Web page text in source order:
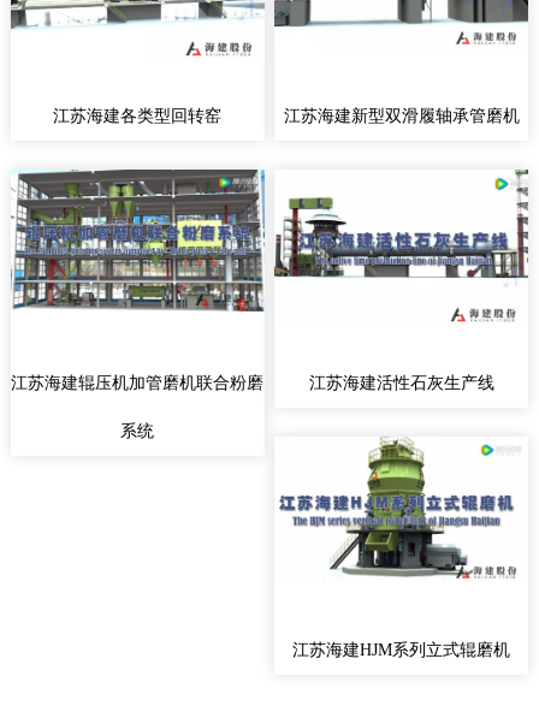
江苏海建各类型回转窑 江苏海建新型双滑履轴承管磨机
江苏海建辊压机加管磨机联合粉磨
系统
江苏海建活性石灰生产线
江苏海建HJM系列立式辊磨机